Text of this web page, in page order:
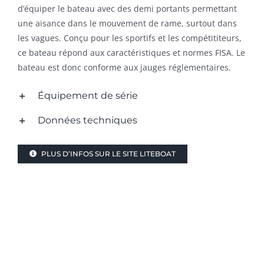
d’équiper le bateau avec des demi portants permettant
une aisance dans le mouvement de rame, surtout dans
les vagues. Conçu pour les sportifs et les compétititeurs,
ce bateau répond aux caractéristiques et normes FISA. Le
bateau est donc conforme aux jauges réglementaires.
Équipement de série
Données techniques
PLUS D’INFOS SUR LE SITE LITEBOAT